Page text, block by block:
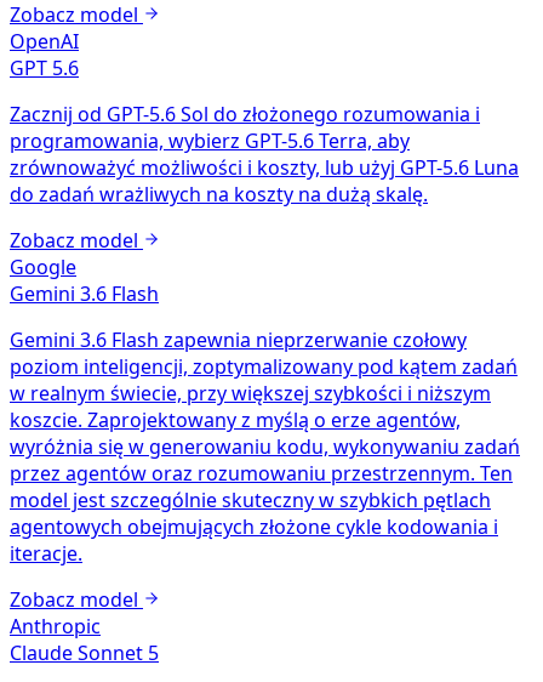
Zobacz model
OpenAI
GPT 5.6
Zacznij od GPT-5.6 Sol do złożonego rozumowania i
programowania, wybierz GPT-5.6 Terra, aby
zrównoważyć możliwości i koszty, lub użyj GPT-5.6 Luna
do zadań wrażliwych na koszty na dużą skalę.
Zobacz model
Google
Gemini 3.6 Flash
Gemini 3.6 Flash zapewnia nieprzerwanie czołowy
poziom inteligencji, zoptymalizowany pod kątem zadań
w realnym świecie, przy większej szybkości i niższym
koszcie. Zaprojektowany z myślą o erze agentów,
wyróżnia się w generowaniu kodu, wykonywaniu zadań
przez agentów oraz rozumowaniu przestrzennym. Ten
model jest szczególnie skuteczny w szybkich pętlach
agentowych obejmujących złożone cykle kodowania i
iteracje.
Zobacz model
Anthropic
Claude Sonnet 5